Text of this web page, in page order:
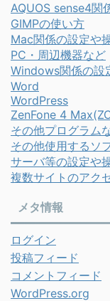
AQUOS sense4関
GIMPの使い方
Mac関係の設定や
PC・周辺機器など
Windows関係の設
Word
WordPress
ZenFone 4
その他プログラム
その他使用するソ
サーバ等の設定や
複数サイトのアク
メタ情報
ログイン
投稿フィード
コメントフィード
WordPress.org